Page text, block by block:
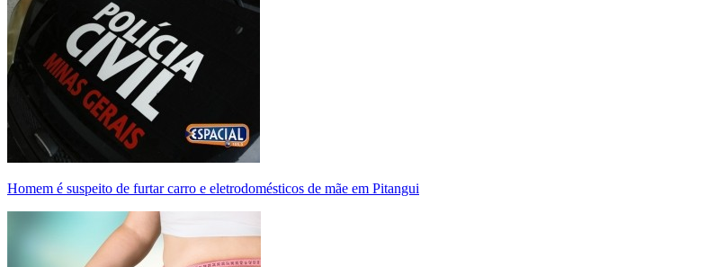
Homem é suspeito de furtar carro e eletrodomésticos de mãe em Pitangui